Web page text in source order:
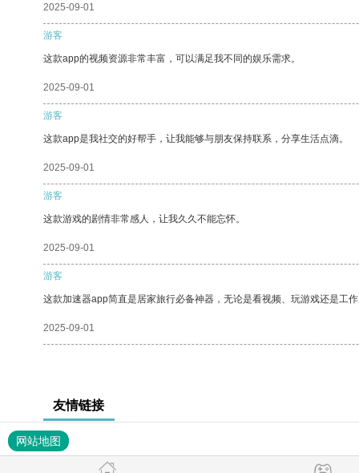
2025-09-01
游客
这款app的视频资源非常丰富，可以满足我不同的娱乐需求。
2025-09-01
游客
这款app是我社交的好帮手，让我能够与朋友保持联系，分享生活点滴。
2025-09-01
游客
这款游戏的剧情非常感人，让我久久不能忘怀。
2025-09-01
游客
这款加速器app简直是居家旅行必备神器，无论是看视频、玩游戏还是工
2025-09-01
友情链接
网站地图